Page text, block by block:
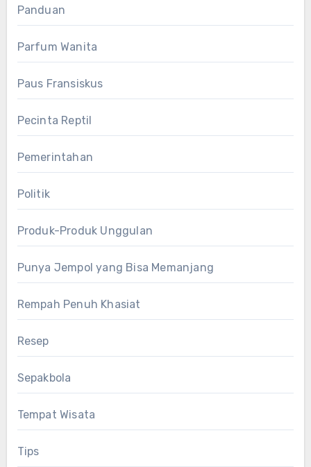
Panduan
Parfum Wanita
Paus Fransiskus
Pecinta Reptil
Pemerintahan
Politik
Produk-Produk Unggulan
Punya Jempol yang Bisa Memanjang
Rempah Penuh Khasiat
Resep
Sepakbola
Tempat Wisata
Tips